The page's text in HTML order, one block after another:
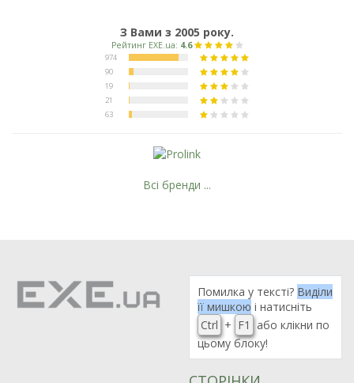
З Вами з 2005 року.
Всі бренди ...
Помилка у тексті? Виділи
її мишкою і натисніть
Ctrl + F1
або клікни по
цьому блоку!